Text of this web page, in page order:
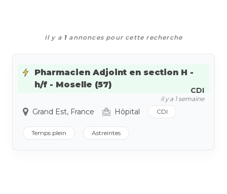
Il y a 1 annonces pour cette recherche
Pharmacien Adjoint en section H -
h/f - Moselle (57)
CDI
il y a 1 semaine
Grand Est, France Hôpital CDI
Temps plein Astreintes